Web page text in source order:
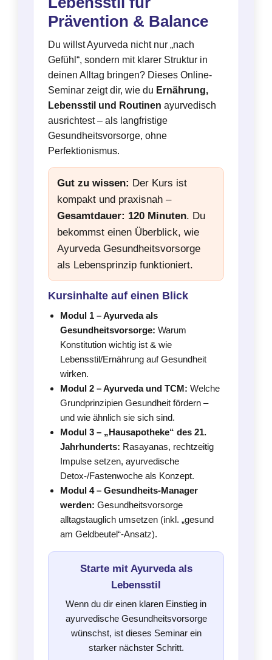
Prävention & Balance
Du willst Ayurveda nicht nur „nach
Gefühl“, sondern mit klarer Struktur in
deinen Alltag bringen? Dieses Online-
Seminar zeigt dir, wie du Ernährung,
Lebensstil und Routinen ayurvedisch
ausrichtest – als langfristige
Gesundheitsvorsorge, ohne
Perfektionismus.
Gut zu wissen: Der Kurs ist
kompakt und praxisnah –
Gesamtdauer: 120 Minuten. Du
bekommst einen Überblick, wie
Ayurveda Gesundheitsvorsorge
als Lebensprinzip funktioniert.
Kursinhalte auf einen Blick
Modul 1 – Ayurveda als
Gesundheitsvorsorge: Warum
Konstitution wichtig ist & wie
Lebensstil/Ernährung auf Gesundheit
wirken.
Modul 2 – Ayurveda und TCM: Welche
Grundprinzipien Gesundheit fördern –
und wie ähnlich sie sich sind.
Modul 3 – „Hausapotheke“ des 21.
Jahrhunderts: Rasayanas, rechtzeitig
Impulse setzen, ayurvedische
Detox-/Fastenwoche als Konzept.
Modul 4 – Gesundheits-Manager
werden: Gesundheitsvorsorge
alltagstauglich umsetzen (inkl. „gesund
am Geldbeutel“-Ansatz).
Starte mit Ayurveda als
Lebensstil
Wenn du dir einen klaren Einstieg in
ayurvedische Gesundheitsvorsorge
wünschst, ist dieses Seminar ein
starker nächster Schritt.